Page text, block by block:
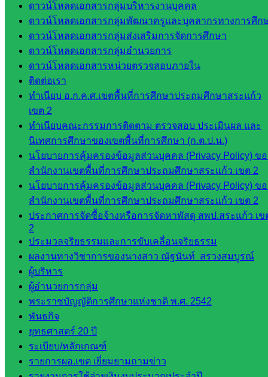
ดาวน์โหลดเอกสารกลุ่มบริหารงานบุคคล
ดาวน์โหลดเอกสารกลุ่มพัฒนาครูและบุคลากรทางการศึก
ดาวน์โหลดเอกสารกลุ่มส่งเสริมการจัดการศึกษา
ดาวน์โหลดเอกสารกลุ่มอำนวยการ
ดาวน์โหลดเอกสารหน่วยตรวจสอบภายใน
ติดต่อเรา
ทำเนียบ อ.ก.ค.ศ.เขตพื้นที่การศึกษาประถมศึกษาสระแก้ว
เขต 2
ทำเนียบคณะกรรมการติดตาม ตรวจสอบ ประเมินผล และ
นิเทศการศึกษาของเขตพื้นที่การศึกษา (ก.ต.ป.น.)
นโยบายการคุ้มครองข้อมูลส่วนบุคคล (Privacy Policy) ข
สำนักงานเขตพื้นที่การศึกษาประถมศึกษาสระแก้ว เขต 2
นโยบายการคุ้มครองข้อมูลส่วนบุคคล (Privacy Policy) ข
สำนักงานเขตพื้นที่การศึกษาประถมศึกษาสระแก้ว เขต 2
ประกาศการจัดซื้อจ้างหรือการจัดหาพัสดุ สพป.สระแก้ว เข
2
ประมวลจริยธรรมและการขับเคลื่อนจริยธรรม
ผลงานทางวิชาการของนางสาว ณัฐนันท์ สรวงสมบูรณ์
ผู้บริหาร
ผู้อำนวยการกลุ่ม
พระราชบัญญัติการศึกษาแห่งชาติ พ.ศ. 2542
พันธกิจ
ยุทธศาสตร์ 20 ปี
ระเบียบ/หลักเกณฑ์
รายการผอ.เขต เยี่ยมยามถามข่าว
เทคนิค
สระแก้ว
วิทยาลัย
เทคนิค
วังน้ำเย็น
กศน.สระแก้ว
เว็บไซต์
กลุ่มงาน
ใน
สำนักงาน
กลุ่
มอำนวย
การ
กลุ่ม
บริหาร
งานงาน
เงินและ
สินทรัพย์
กลุ่มน
โยบาย
และแผน